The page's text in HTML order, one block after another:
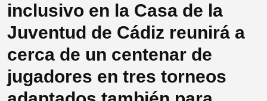
inclusivo en la Casa de la
Juventud de Cádiz reunirá a
cerca de un centenar de
jugadores en tres torneos